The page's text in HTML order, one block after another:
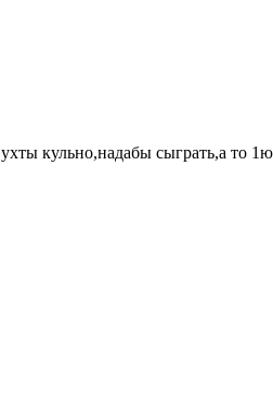
ухты кульно,надабы сыграть,а то